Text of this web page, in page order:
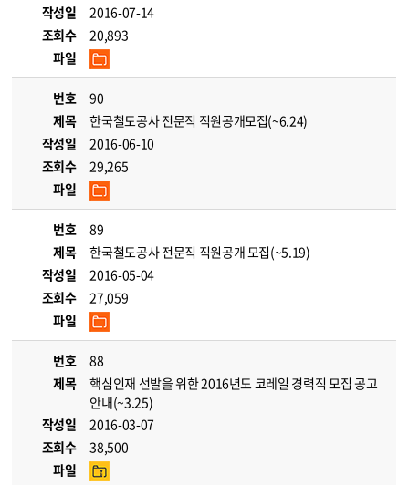
작성일
2016-07-14
조회수
20,893
파일
번호
90
제목
한국철도공사 전문직 직원공개모집(~6.24)
작성일
2016-06-10
조회수
29,265
파일
번호
89
제목
한국철도공사 전문직 직원공개 모집(~5.19)
작성일
2016-05-04
조회수
27,059
파일
번호
88
제목
핵심인재 선발을 위한 2016년도 코레일 경력직 모집 공고
안내(~3.25)
작성일
2016-03-07
조회수
38,500
파일